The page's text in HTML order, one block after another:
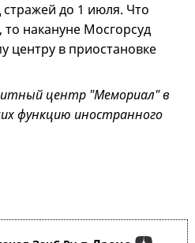
стражей до 1 июля. Что
накануне Мосгорсуд
центру в приостановке
центр "Мемориал" в
функцию иностранного